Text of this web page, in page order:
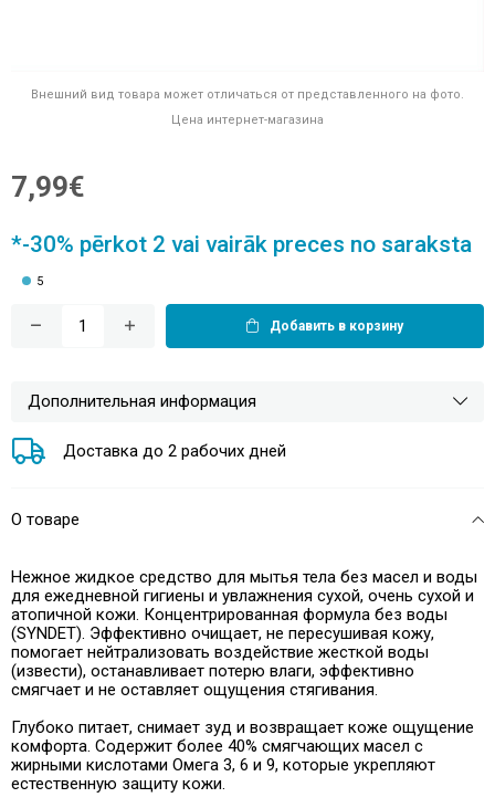
Внешний вид товара может отличаться от представленного на фото.
Цена интернет-магазина
7,99€
*-30% pērkot 2 vai vairāk preces no saraksta
5
Добавить в корзину
Дополнительная информация
Доставка до 2 рабочих дней
О товаре
Нежное жидкое средство для мытья тела без масел и воды
для ежедневной гигиены и увлажнения сухой, очень сухой и
атопичной кожи. Концентрированная формула без воды
(SYNDET). Эффективно очищает, не пересушивая кожу,
помогает нейтрализовать воздействие жесткой воды
(извести), останавливает потерю влаги, эффективно
смягчает и не оставляет ощущения стягивания.
Глубоко питает, снимает зуд и возвращает коже ощущение
комфорта. Содержит более 40% смягчающих масел с
жирными кислотами Омега 3, 6 и 9, которые укрепляют
естественную защиту кожи.